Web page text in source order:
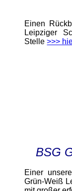
Einen
Leipziger
Stelle>>>
BSG
Einer
Grün-Weiß